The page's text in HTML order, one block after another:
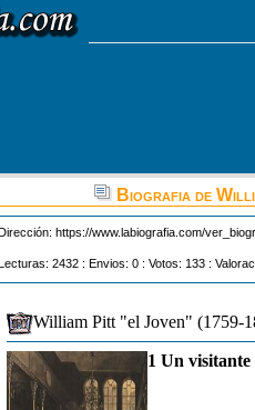
Biografia de
https://www.labiografia.com/
2432 : Envios: 0 : Votos: 133 :
William Pitt "el Joven" (1759-
1 Un visitante